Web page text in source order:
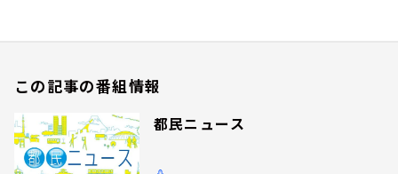
この記事の番組情報
都民ニュース